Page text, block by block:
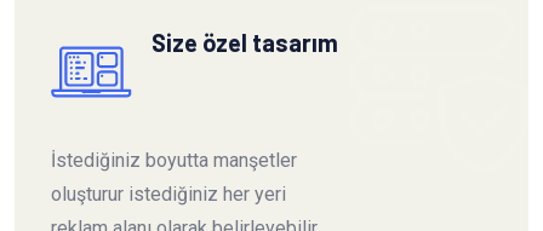
Size özel tasarım
İstediğiniz boyutta manşetler
oluşturur istediğiniz her yeri